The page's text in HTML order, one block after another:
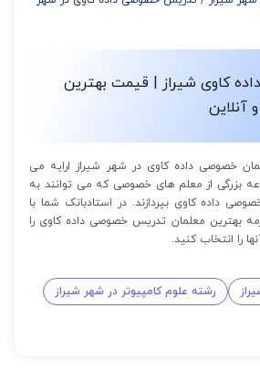
کاوی شیراز | قیمت بهترین
آنلاین
خصوصی داده کاوی در شهر شیراز ارایه می
بزرگی از معلم های خصوصی که می توانند به
داده کاوی بپردازند. در استادبانک شما با
بهترین معلمان تدریس خصوصی داده کاوی را
را انتخاب کنید.
رشته علوم کامپیوتر در شهر شیراز